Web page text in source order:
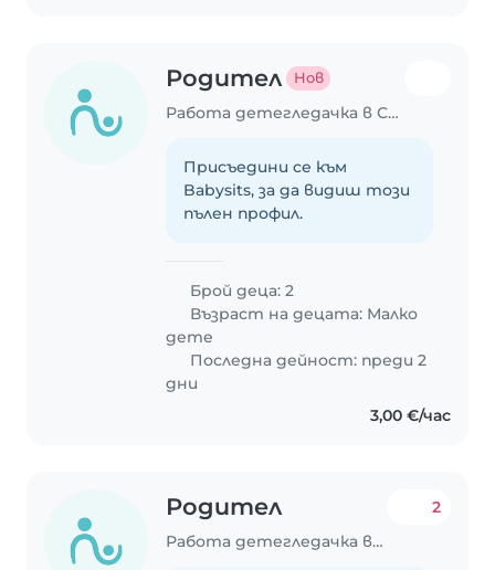
Родител Нов
Работа детегледачка в Стара Загора
Присъедини се към
Babysits, за да видиш този
пълен профил.
Брой деца: 2
Възраст на децата: Малко
дете
Последна дейност: преди 2
дни
3,00 €/час
Родител
Работа детегледачка в Стара Загора
2